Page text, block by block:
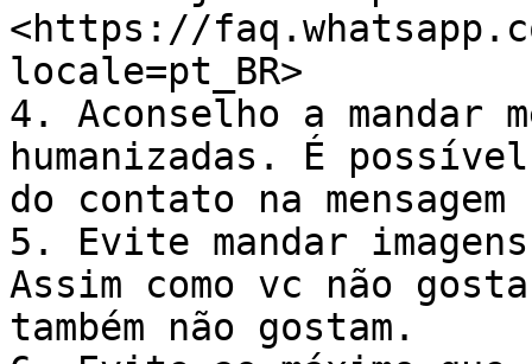
<https://
locale=pt_BR>
4. Aconselho a mandar
humanizadas. É
do contato na
5. Evite mandar
Assim como vc não
também não gostam.